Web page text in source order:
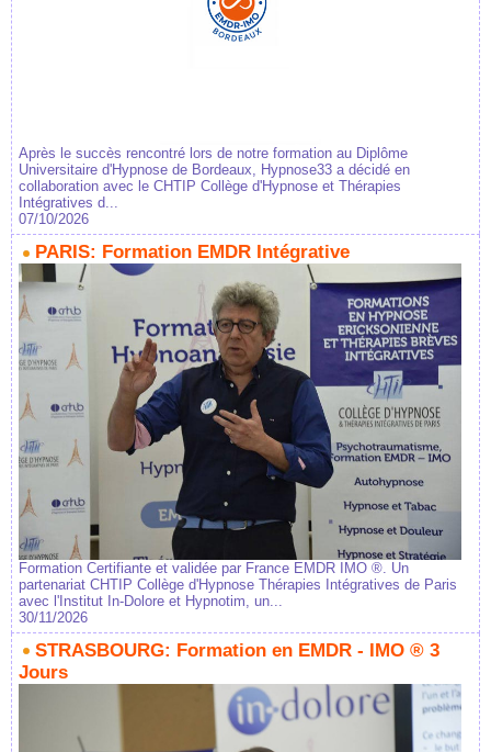
Après le succès rencontré lors de notre formation au Diplôme
Universitaire d'Hypnose de Bordeaux, Hypnose33 a décidé en
collaboration avec le CHTIP Collège d'Hypnose et Thérapies
Intégratives d...
07/10/2026
PARIS: Formation EMDR Intégrative
Formation Certifiante et validée par France EMDR IMO ®. Un
partenariat CHTIP Collège d'Hypnose Thérapies Intégratives de Paris
avec l'Institut In-Dolore et Hypnotim, un...
30/11/2026
STRASBOURG: Formation en EMDR - IMO ® 3
Jours